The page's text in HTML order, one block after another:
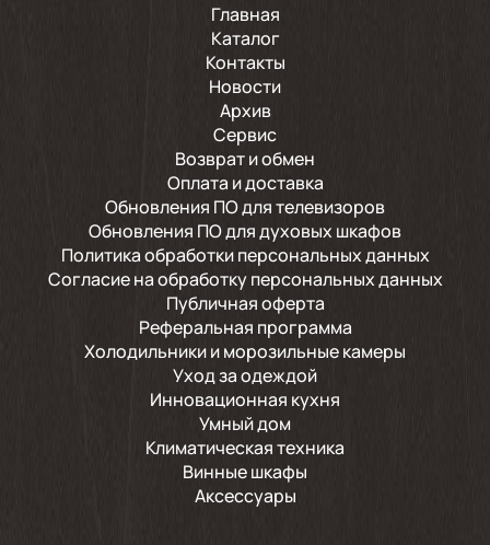
Главная
Каталог
Контакты
Новости
Архив
Сервис
Возврат и обмен
Оплата и доставка
Обновления ПО для телевизоров
Обновления ПО для духовых шкафов
Политика обработки персональных данных
Согласие на обработку персональных данных
Публичная оферта
Реферальная программа
Холодильники и морозильные камеры
Уход за одеждой
Инновационная кухня
Умный дом
Климатическая техника
Винные шкафы
Аксессуары